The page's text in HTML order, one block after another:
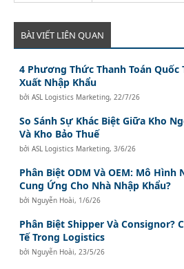
BÀI VIẾT LIÊN QUAN
4 Phương Thức Thanh Toán Quốc
Xuất Nhập Khẩu
bởiASL Logistics Marketing, 22/7/26
So Sánh Sự Khác Biệt Giữa Kho
Và Kho Bảo Thuế
bởiASL Logistics Marketing,3/6/26
Phân Biệt ODM Và OEM: Mô Hình
Cung Ứng Cho Nhà Nhập Khẩu?
bởi Nguyễn Hoài, 1/6/26
Phân Biệt Shipper Và Consignor?
Tế Trong Logistics
bởi Nguyễn Hoài, 23/5/26